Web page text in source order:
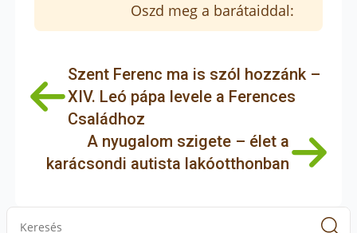
Oszd meg a barátaiddal:
Szent Ferenc ma is szól hozzánk –
XIV. Leó pápa levele a Ferences
Családhoz
A nyugalom szigete – élet a
karácsondi autista lakóotthonban